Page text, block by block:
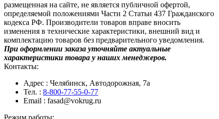
размещенная на сайте, не является публичной офертой,
определяемой положениями Части 2 Статьи 437 Гражданского
кодекса РФ. Производители товаров вправе вносить
изменения в технические характеристики, внешний вид и
комплектацию товаров без предварительного уведомления.
При оформлении заказа уточняйте актуальные
характеристики товара у наших менеджеров.
Контакты:
Адрес : Челябинск, Автодорожная, 7а
Тел. : 8-800-77-55-0-77
Email : fasad@vokrug.ru
Режим работы: